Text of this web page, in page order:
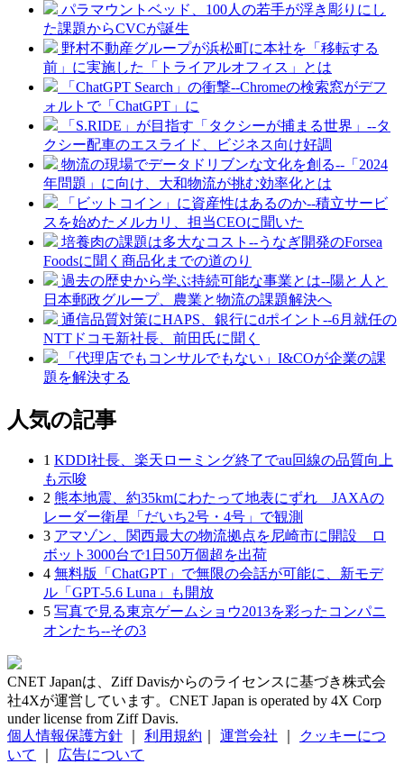
パラマウントベッド、100人の若手が浮き彫りにし
た課題からCVCが誕生
野村不動産グループが浜松町に本社を「移転する
前」に実施した「トライアルオフィス」とは
「ChatGPT Search」の衝撃--Chromeの検索窓がデフ
ォルトで「ChatGPT」に
「S.RIDE」が目指す「タクシーが捕まる世界」--タ
クシー配車のエスライド、ビジネス向け好調
物流の現場でデータドリブンな文化を創る--「2024
年問題」に向け、大和物流が挑む効率化とは
「ビットコイン」に資産性はあるのか--積立サービ
スを始めたメルカリ、担当CEOに聞いた
培養肉の課題は多大なコスト--うなぎ開発のForsea
Foodsに聞く商品化までの道のり
過去の歴史から学ぶ持続可能な事業とは--陽と人と
日本郵政グループ、農業と物流の課題解決へ
通信品質対策にHAPS、銀行にdポイント--6月就任の
NTTドコモ新社長、前田氏に聞く
「代理店でもコンサルでもない」I&COが企業の課
題を解決する
人気の記事
1 KDDI社長、楽天ローミング終了でau回線の品質向上
も示唆
2 熊本地震、約35kmにわたって地表にずれ JAXAの
レーダー衛星「だいち2号・4号」で観測
3 アマゾン、関西最大の物流拠点を尼崎市に開設 ロ
ボット3000台で1日50万個超を出荷
4 無料版「ChatGPT」で無限の会話が可能に、新モデ
ル「GPT‑5.6 Luna」も開放
5 写真で見る東京ゲームショウ2013を彩ったコンパニ
オンたち--その3
CNET Japanは、Ziff Davisからのライセンスに基づき株式会
社4Xが運営しています。CNET Japan is operated by 4X Corp
under license from Ziff Davis.
個人情報保護方針
利用規約 運営会社
クッキーにつ
いて
広告について